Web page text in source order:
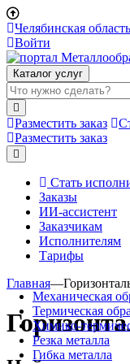
Челябинская область
Войти
Каталог услуг
Разместить заказ
Разместить заказ
Стать
Заказы
ИИ-ассистент
Заказчикам
Исполнителям
Тарифы
Механическая
Термическая
Химико-
Резка металла
Гибка металла
Главная—